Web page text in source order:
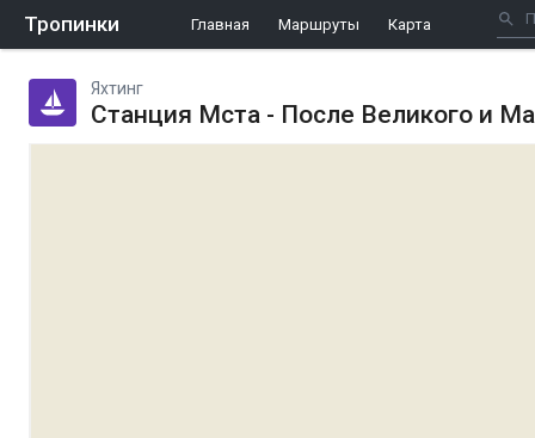
Тропинки Главная Маршруты Карта
Яхтинг
Станция Мста - После Великого и